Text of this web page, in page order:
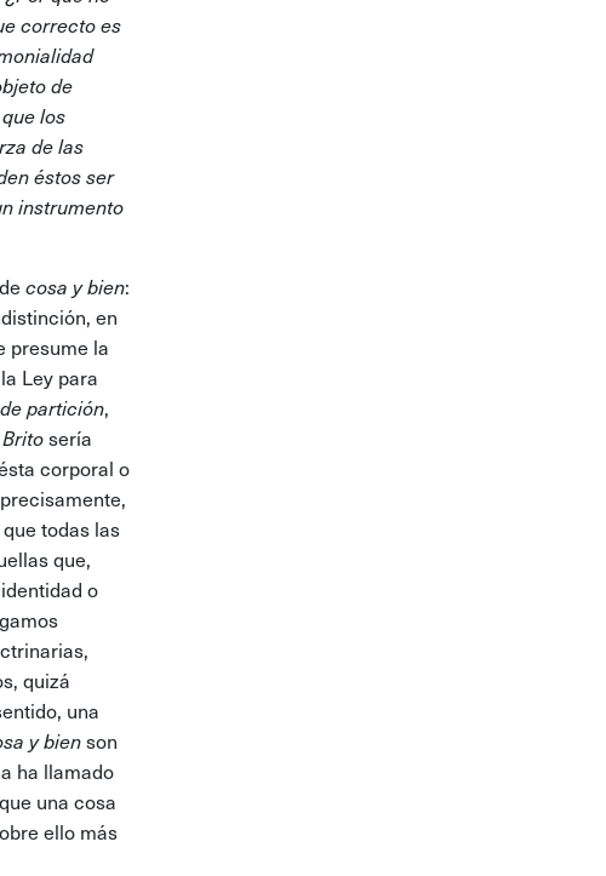
correcto es
de
los
de las
éstos ser
instrumento
cosa y bien:
en
presume la
Ley para
partición,
sería
corporal o
todas las
que,
o
quizá
una
y bienson
ha llamado
una cosa
ello más